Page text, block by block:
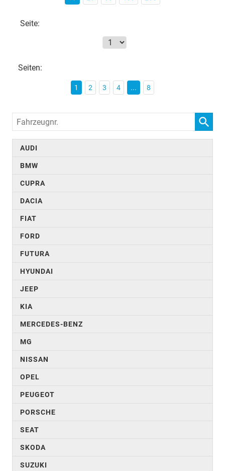
Seite:
Seiten:
1 2 3 4 ... 8
Fahrzeugnr.
AUDI
BMW
CUPRA
DACIA
FIAT
FORD
FUTURA
HYUNDAI
JEEP
KIA
MERCEDES-BENZ
MG
NISSAN
OPEL
PEUGEOT
PORSCHE
SEAT
SKODA
SUZUKI